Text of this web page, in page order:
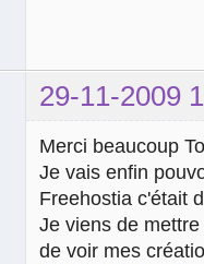
29-11-2009
Merci beaucoup
Je vais enfin
Freehostia c'était
Je viens de
de voir mes